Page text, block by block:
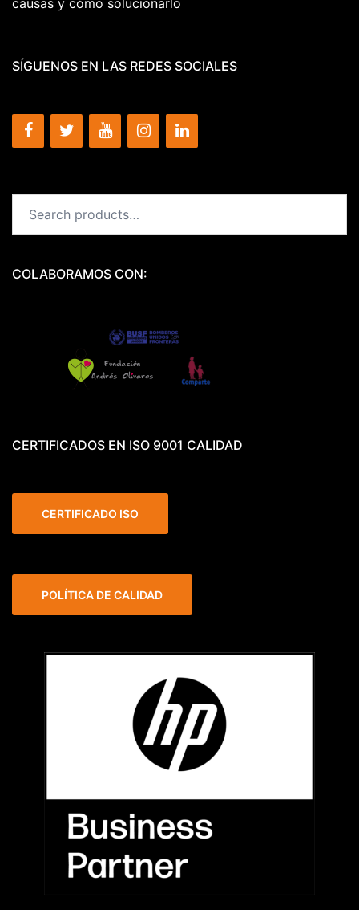
SÍGUENOS EN LAS REDES SOCIALES
for:
COLABORAMOS CON:
CERTIFICADOS EN ISO 9001 CALIDAD
CERTIFICADO ISO
POLÍTICA DE CALIDAD